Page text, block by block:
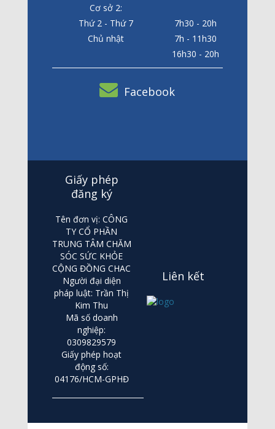
Cơ sở 2:
Thứ 2 - Thứ 7
7h30 - 20h
Chủ nhật
7h - 11h30
16h30 - 20h
Facebook
Giấy phép
đăng ký
Tên đơn vị: CÔNG
TY CỔ PHẦN
TRUNG TÂM CHĂM
SÓC SỨC KHỎE
CỘNG ĐỒNG CHAC
Người đại diện
pháp luật: Trần Thị
Kim Thu
Mã số doanh
nghiệp:
0309829579
Giấy phép hoạt
động số:
04176/HCM-GPHĐ
Liên kết